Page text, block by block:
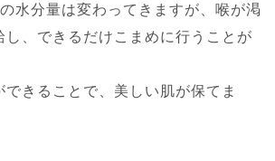
水分量は変わってきますが、喉が渇
し、できるだけこまめに行うことが
きることで、美しい肌が保てま